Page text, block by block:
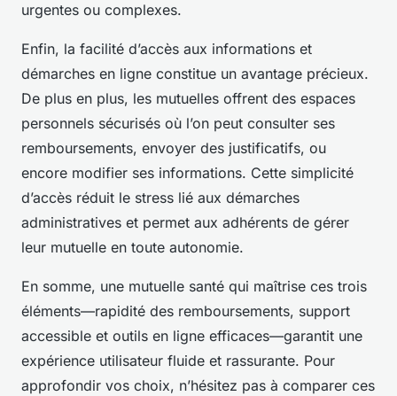
urgentes ou complexes.
Enfin, la facilité d’accès aux informations et
démarches en ligne constitue un avantage précieux.
De plus en plus, les mutuelles offrent des espaces
personnels sécurisés où l’on peut consulter ses
remboursements, envoyer des justificatifs, ou
encore modifier ses informations. Cette simplicité
d’accès réduit le stress lié aux démarches
administratives et permet aux adhérents de gérer
leur mutuelle en toute autonomie.
En somme, une mutuelle santé qui maîtrise ces trois
éléments—rapidité des remboursements, support
accessible et outils en ligne efficaces—garantit une
expérience utilisateur fluide et rassurante. Pour
approfondir vos choix, n’hésitez pas à comparer ces